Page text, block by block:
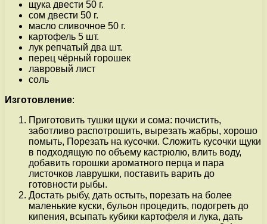
щука двести 50 г.
сом двести 50 г.
масло сливочное 50 г.
картофель 5 шт.
лук репчатый два шт.
перец чёрный горошек
лавровый лист
соль
Изготовление:
Приготовить тушки щуки и сома: почистить,
заботливо распотрошить, вырезать жабры, хорошо
помыть, Порезать на кусочки. Сложить кусочки щуки
в подходящую по объему кастрюлю, влить воду,
добавить горошки ароматного перца и пара
листочков лаврушки, поставить варить до
готовности рыбы.
Достать рыбу, дать остыть, порезать на более
маленькие куски, бульон процедить, подогреть до
кипения, всыпать кубики картофеля и лука, дать